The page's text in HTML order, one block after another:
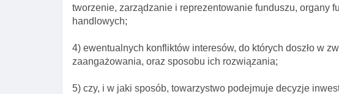
tworzenie, zarządzanie i reprezentowanie funduszu, organy
handlowych;
4) ewentualnych konfliktów interesów, do których doszło w
zaangażowania, oraz sposobu ich rozwiązania;
5) czy, i w jaki sposób, towarzystwo podejmuje decyzje